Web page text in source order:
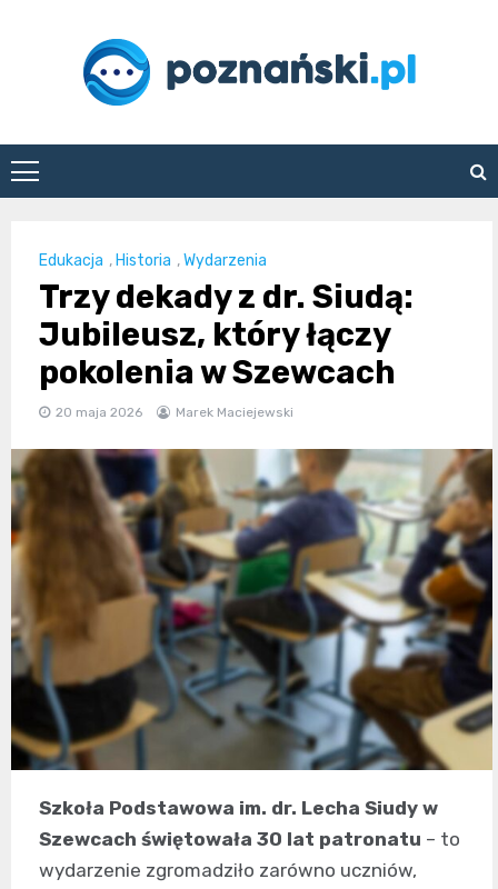
poznanski.pl
Edukacja ,Historia ,Wydarzenia
Trzy dekady z dr. Siudą:
Jubileusz, który łączy
pokolenia w Szewcach
20 maja 2026 Marek Maciejewski
Szkoła Podstawowa im. dr. Lecha Siudy w
Szewcach świętowała 30 lat patronatu – to
wydarzenie zgromadziło zarówno uczniów,